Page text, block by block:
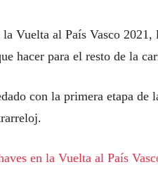
Vuelta al País Vasco 2021,
hacer para el resto de la
con la primera etapa de
en la Vuelta al País